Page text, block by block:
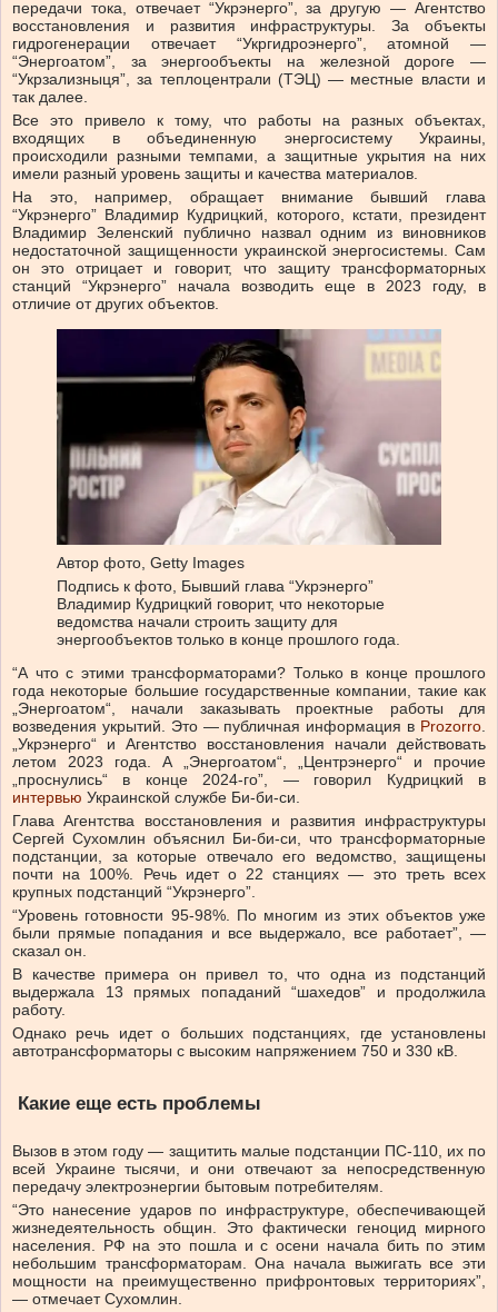
передачи тока, отвечает “Укрэнерго”, за другую — Агентство
восстановления и развития инфраструктуры. За объекты
гидрогенерации отвечает “Укргидроэнерго”, атомной —
“Энергоатом”, за энергообъекты на железной дороге —
“Укрзализныця”, за теплоцентрали (ТЭЦ) — местные власти и
так далее.
Все это привело к тому, что работы на разных объектах,
входящих в объединенную энергосистему Украины,
происходили разными темпами, а защитные укрытия на них
имели разный уровень защиты и качества материалов.
На это, например, обращает внимание бывший глава
“Укрэнерго” Владимир Кудрицкий, которого, кстати, президент
Владимир Зеленский публично назвал одним из виновников
недостаточной защищенности украинской энергосистемы. Сам
он это отрицает и говорит, что защиту трансформаторных
станций “Укрэнерго” начала возводить еще в 2023 году, в
отличие от других объектов.
Автор фото, Getty Images
Подпись к фото, Бывший глава “Укрэнерго”
Владимир Кудрицкий говорит, что некоторые
ведомства начали строить защиту для
энергообъектов только в конце прошлого года.
“А что с этими трансформаторами? Только в конце прошлого
года некоторые большие государственные компании, такие как
„Энергоатом“, начали заказывать проектные работы для
возведения укрытий. Это — публичная информация в Prozorro
„Укрэнерго“ и Агентство восстановления начали действовать
летом 2023 года. А „Энергоатом“, „Центрэнерго“ и прочие
„проснулись“ в конце 2024-го”, — говорил Кудрицкий в
интервью Украинской службе Би-би-си.
Глава Агентства восстановления и развития инфраструктуры
Сергей Сухомлин объяснил Би-би-си, что трансформаторные
подстанции, за которые отвечало его ведомство, защищены
почти на 100%. Речь идет о 22 станциях — это треть всех
крупных подстанций “Укрэнерго”.
“Уровень готовности 95-98%. По многим из этих объектов уже
были прямые попадания и все выдержало, все работает”, —
сказал он.
В качестве примера он привел то, что одна из подстанций
выдержала 13 прямых попаданий “шахедов” и продолжила
работу.
Однако речь идет о больших подстанциях, где установлены
автотрансформаторы с высоким напряжением 750 и 330 кВ.
Какие еще есть проблемы
Вызов в этом году — защитить малые подстанции ПС-110, их по
всей Украине тысячи, и они отвечают за непосредственную
передачу электроэнергии бытовым потребителям.
“Это нанесение ударов по инфраструктуре, обеспечивающей
жизнедеятельность общин. Это фактически геноцид мирного
населения. РФ на это пошла и с осени начала бить по этим
небольшим трансформаторам. Она начала выжигать все эти
мощности на преимущественно прифронтовых территориях”,
— отмечает Сухомлин.